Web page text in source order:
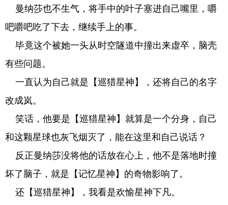
曼纳莎也不生气，将手中的叶子塞进自己嘴里，嚼
吧嚼吧吃了下去，继续手上的事。
毕竟这个被她一头从时空隧道中撞出来虚卒，脑壳
有些问题。
一直认为自己就是【巡猎星神】，还将自己的名字
改成岚。
笑话，他要是【巡猎星神】就算是一个分身，自己
和这颗星球也灰飞烟灭了，能在这里和自己说话？
反正曼纳莎没将他的话放在心上，他不是落地时撞
坏了脑子，就是【记忆星神】的奇物影响了。
还【巡猎星神】，我看是欢愉星神下凡。